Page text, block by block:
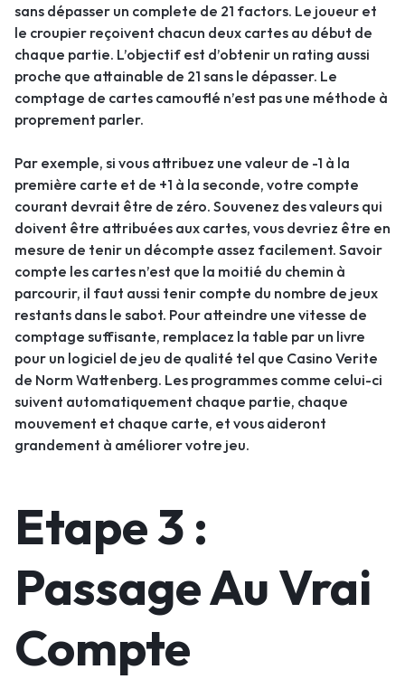
sans dépasser un complete de 21 factors. Le joueur et
le croupier reçoivent chacun deux cartes au début de
chaque partie. L’objectif est d’obtenir un rating aussi
proche que attainable de 21 sans le dépasser. Le
comptage de cartes camouflé n’est pas une méthode à
proprement parler.
Par exemple, si vous attribuez une valeur de -1 à la
première carte et de +1 à la seconde, votre compte
courant devrait être de zéro. Souvenez des valeurs qui
doivent être attribuées aux cartes, vous devriez être en
mesure de tenir un décompte assez facilement. Savoir
compte les cartes n’est que la moitié du chemin à
parcourir, il faut aussi tenir compte du nombre de jeux
restants dans le sabot. Pour atteindre une vitesse de
comptage suffisante, remplacez la table par un livre
pour un logiciel de jeu de qualité tel que Casino Verite
de Norm Wattenberg. Les programmes comme celui-ci
suivent automatiquement chaque partie, chaque
mouvement et chaque carte, et vous aideront
grandement à améliorer votre jeu.
Etape 3 :
Passage Au Vrai
Compte